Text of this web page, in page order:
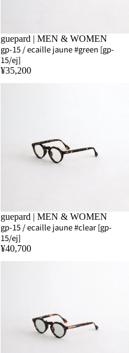
SOLD OUT
guepard | MEN & WOMEN
gp-15 / ecaille jaune #green [gp-
15/ej]
¥35,200
guepard | MEN & WOMEN
gp-15 / ecaille jaune #clear [gp-
15/ej]
¥40,700